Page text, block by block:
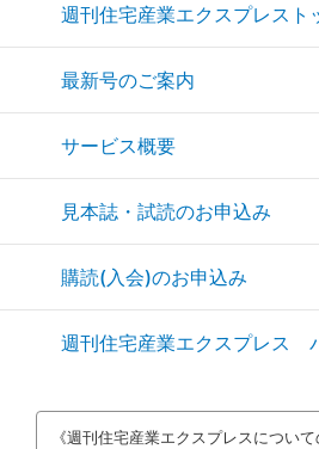
週刊住宅産業エクスプレスト
最新号のご案内
サービス概要
見本誌・試読のお申込み
購読(入会)のお申込み
週刊住宅産業エクスプレス
《週刊住宅産業エクスプレスについ